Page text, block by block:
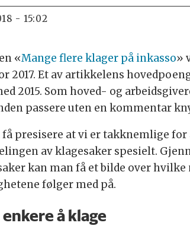
- 15:02
«Mange flere klager på inkasso»
2017. Et av artikkelens
2015. Som hoved- og
passere uten en kommentar
få presisere at vi er takknemlige
av klagesaker spesielt.
kan man få et bilde over
følger med på.
å klage